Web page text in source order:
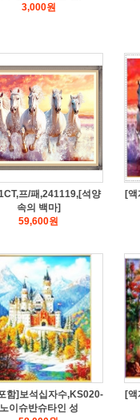
3,000원
프/패,241119,[석양
속의 백마]
59,600원
[
함]보석십자수,KS020-
이슈반슈타인 성
[